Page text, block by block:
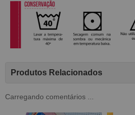
Produtos Relacionados
Carregando comentários ...